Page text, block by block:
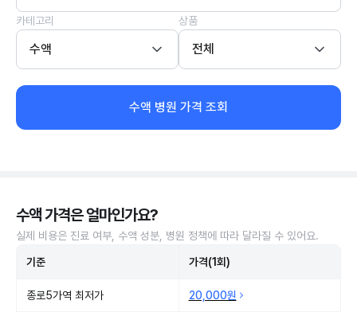
카테고리
수액
상품
전체
수액 병원 가격 조회
수액 가격은 얼마인가요?
실제 비용은 진료 여부, 수액 성분, 병원 정책에 따라 달라질 수 있어요.
기준 가격(1회)
종로5가역 최저가 20,000원